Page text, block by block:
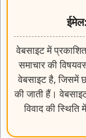
ईमेल:
वेबसाइट में
समाचार की
वेबसाइट है, जिसमें
की जाती हैं।
विवाद की